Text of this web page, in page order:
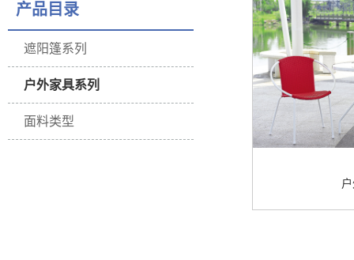
产品目录
遮阳篷系列
户外家具系列
面料类型